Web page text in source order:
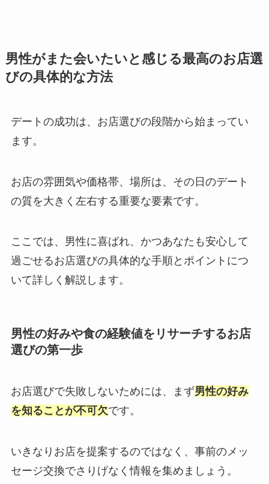
男性がまた会いたいと感じる最高のお店選
びの具体的な方法
デートの成功は、お店選びの段階から始まってい
ます。
お店の雰囲気や価格帯、場所は、その日のデート
の質を大きく左右する重要な要素です。
ここでは、男性に喜ばれ、かつあなたも安心して
過ごせるお店選びの具体的な手順とポイントにつ
いて詳しく解説します。
男性の好みや食の経験値をリサーチするお店
選びの第一歩
お店選びで失敗しないためには、まず男性の好み
を知ることが不可欠です。
いきなりお店を提案するのではなく、事前のメッ
セージ交換でさりげなく情報を集めましょう。